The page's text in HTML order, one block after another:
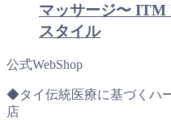
マッサージ〜 ITM
スタイル
公式WebShop
◆タイ伝統医療に基づくハ
店